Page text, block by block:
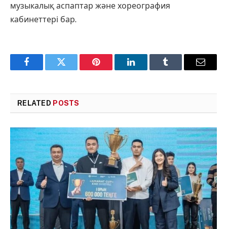
музыкалық аспаптар және хореография
кабинеттері бар.
FacebookTwitter Pinterest LinkedInTumblr Email
RELATED POSTS